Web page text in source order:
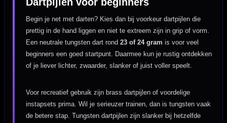
Begin je net met darten? Kies dan bij voorkeur dartpijlen die
prettig in de hand liggen en niet te extreem zijn in grip of vorm.
Een neutrale tungsten dart rond23 of 24 gram is voor veel
beginners een goed startpunt. Daarmee kun je rustig ontdekken
of je liever lichter, zwaarder, slanker of juist voller speelt.
Voor recreatief gebruik zijn brass dartpijlen of voordelige
instapsets prima. Wil je serieuzer trainen, dan is tungsten vaak
de betere stap. Tungsten dartpijlen zijn slanker bij hetzelfde